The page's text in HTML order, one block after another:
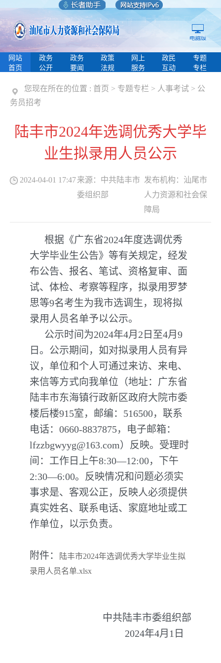
网站
首页
政务
公开
政务
要闻
政策
法规
网上
服务
政民
互动
专题
专栏
您现在所在的位置 : 首页 > 专题专栏 > 人事考试 > 公
务员招考
陆丰市2024年选调优秀大学毕
业生拟录用人员公示
2024-04-01 17:47来源： 中共陆丰市
委组织部
发布机构： 汕尾市
人力资源和社会保
障局
根据《广东省2024年度选调优秀
大学毕业生公告》等有关规定，经发
布公告、报名、笔试、资格复审、面
试、体检、考察等程序，拟录用罗梦
思等9名考生为我市选调生，现将拟
录用人员名单予以公示。
公示时间为2024年4月2日至4月9
日。公示期间，如对拟录用人员有异
议，单位和个人可通过来访、来电、
来信等方式向我单位（地址：广东省
陆丰市东海镇行政新区政府大院市委
楼后楼915室，邮编：516500，联系
电话：0660-8837875，电子邮箱：
lfzzbgwyyg@163.com）反映。受理时
间：工作日上午8:30—12:00，下午
2:30—6:00。反映情况和问题必须实
事求是、客观公正，反映人必须提供
真实姓名、联系电话、家庭地址或工
作单位，以示负责。
附件：
陆丰市2024年选调优秀大学毕业生拟
录用人员名单.xlsx
中共陆丰市委组织部
2024年4月1日